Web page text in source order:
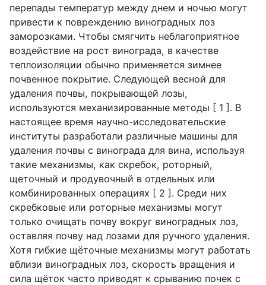
перепады температур между днем ​​и ночью могут
привести к повреждению виноградных лоз
заморозками. Чтобы смягчить неблагоприятное
воздействие на рост винограда, в качестве
теплоизоляции обычно применяется зимнее
почвенное покрытие. Следующей весной для
удаления почвы, покрывающей лозы,
используются механизированные методы [ 1 ]. В
настоящее время научно-исследовательские
институты разработали различные машины для
удаления почвы с винограда для вина, используя
такие механизмы, как скребок, роторный,
щеточный и продувочный в отдельных или
комбинированных операциях [ 2 ]. Среди них
скребковые или роторные механизмы могут
только очищать почву вокруг виноградных лоз,
оставляя почву над лозами для ручного удаления.
Хотя гибкие щёточные механизмы могут работать
вблизи виноградных лоз, скорость вращения и
сила щёток часто приводят к срыванию почек с